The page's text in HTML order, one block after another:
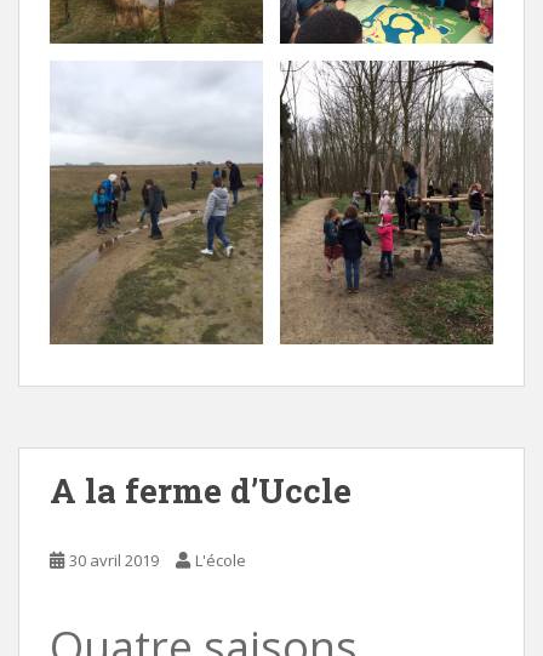
A la ferme d’Uccle
30 avril 2019 L'école